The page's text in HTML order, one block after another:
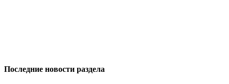
Последние новости раздела